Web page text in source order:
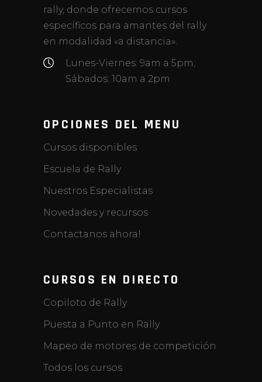
rally, donde ofrecemos cursos
específicos para amantes del rally
en modalidad «a distancia».
Lunes-Viernes: 9am a 5pm;
Sábados: 10am a 2pm
OPCIONES DEL MENU
Cursos disponibles
Escuela de Rally
Nuestros Especialistas
Novedades y recursos
Contactanos ahora!
CURSOS EN DIRECTO
Copiloto de Rally
Puesta a Punto en Rally
Mapeo de motores de competición
Todos los cursos